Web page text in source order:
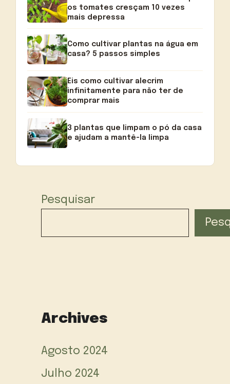
os tomates cresçam 10 vezes
mais depressa
Como cultivar plantas na água em
casa? 5 passos simples
Eis como cultivar alecrim
infinitamente para não ter de
comprar mais
3 plantas que limpam o pó da casa
e ajudam a mantê-la limpa
Pesquisar
Archives
Agosto 2024
Julho 2024